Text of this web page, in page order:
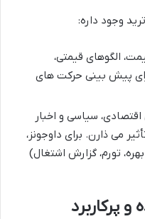
وجود داره:
الگوهای قیمتی،
برای پیش بینی حرکت های
سیاسی و اخبار
می ذارن. برای داوجونز،
تورم، گزارش اشتغال)
پرکاربرد